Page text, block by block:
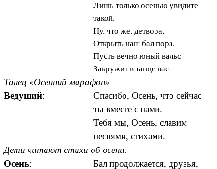
Лишь только осенью увидите
такой.
Ну, что же, детвора,
Открыть наш бал пора.
Пусть вечно юный вальс
Закружит в танце вас.
Танец «Осенний марафон»
Ведущий:
Спасибо, Осень, что сейчас
ты вместе с нами.
Тебя мы, Осень, славим
песнями, стихами.
Дети читают стихи об осени.
Осень:
Бал продолжается, друзья,